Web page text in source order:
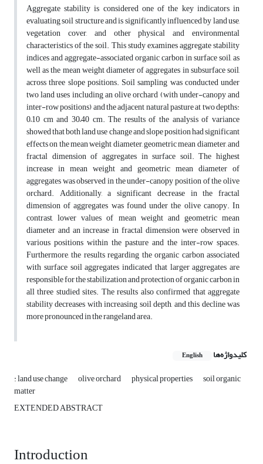
Aggregate stability is considered one of the key indicators in
evaluating soil structure and is significantly influenced by land use,
vegetation cover, and other physical and environmental
characteristics of the soil. This study examines aggregate stability
indices and aggregate-associated organic carbon in surface soil, as
well as the mean weight diameter of aggregates in subsurface soil,
across three slope positions. Soil sampling was conducted under
two land uses including an olive orchard (with under-canopy and
inter-row positions) and the adjacent natural pasture at two depths:
0–10 cm and 30–40 cm. The results of the analysis of variance
showed that both land use change and slope position had significant
effects on the mean weight diameter, geometric mean diameter, and
fractal dimension of aggregates in surface soil. The highest
increase in mean weight and geometric mean diameter of
aggregates was observed in the under-canopy position of the olive
orchard. Additionally, a significant decrease in the fractal
dimension of aggregates was found under the olive canopy. In
contrast, lower values of mean weight and geometric mean
diameter and an increase in fractal dimension were observed in
various positions within the pasture and the inter-row spaces.
Furthermore, the results regarding the organic carbon associated
with surface soil aggregates indicated that larger aggregates are
responsible for the stabilization and protection of organic carbon in
all three studied sites. The results also confirmed that aggregate
stability decreases with increasing soil depth, and this decline was
more pronounced in the rangeland area.
کلیدواژه‌ها English
: land use change olive orchard physical properties soil organic
matter
EXTENDED ABSTRACT
Introduction